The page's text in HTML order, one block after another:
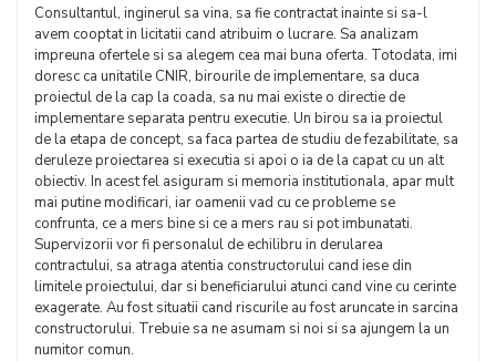
Consultantul, inginerul sa vina, sa fie contractat inainte si sa-l
avem cooptat in licitatii cand atribuim o lucrare. Sa analizam
impreuna ofertele si sa alegem cea mai buna oferta. Totodata, imi
doresc ca unitatile CNIR, birourile de implementare, sa duca
proiectul de la cap la coada, sa nu mai existe o directie de
implementare separata pentru executie. Un birou sa ia proiectul
de la etapa de concept, sa faca partea de studiu de fezabilitate, sa
deruleze proiectarea si executia si apoi o ia de la capat cu un alt
obiectiv. In acest fel asiguram si memoria institutionala, apar mult
mai putine modificari, iar oamenii vad cu ce probleme se
confrunta, ce a mers bine si ce a mers rau si pot imbunatati.
Supervizorii vor fi personalul de echilibru in derularea
contractului, sa atraga atentia constructorului cand iese din
limitele proiectului, dar si beneficiarului atunci cand vine cu cerinte
exagerate. Au fost situatii cand riscurile au fost aruncate in sarcina
constructorului. Trebuie sa ne asumam si noi si sa ajungem la un
numitor comun.